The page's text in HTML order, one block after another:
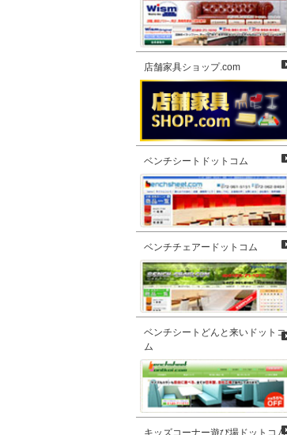
店舗家具ショップ.com
ベンチシートドットコム
ベンチチェアードットコム
ベンチシートどんと来いドットコ
ム
キッズコーナー遊び場ドットコム